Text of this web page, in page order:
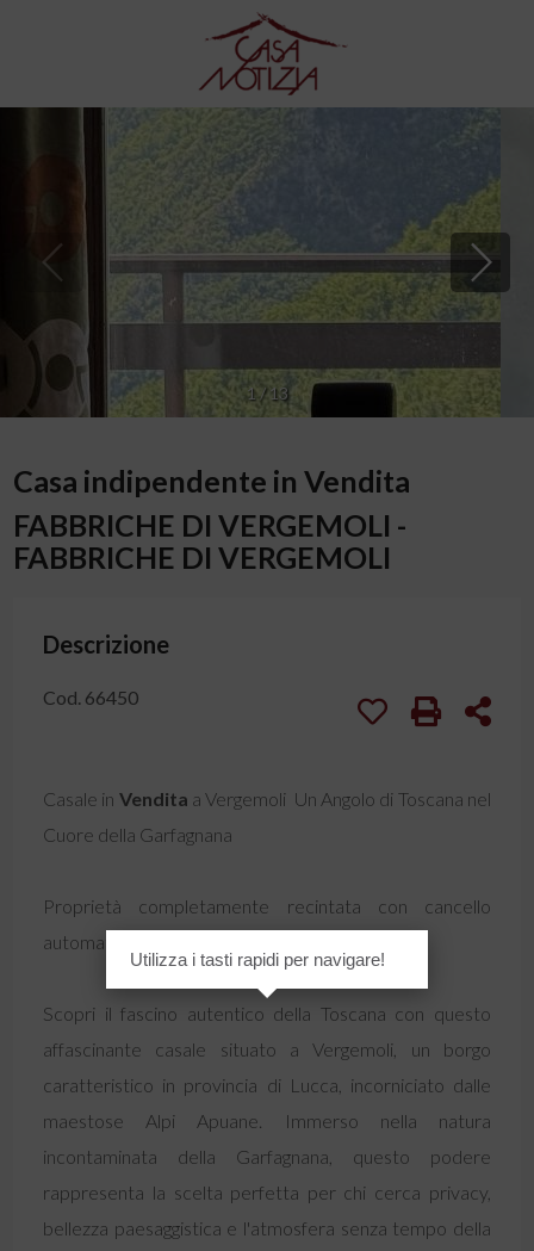
1/13
Casa indipendente in Vendita
FABBRICHE DI VERGEMOLI -
FABBRICHE DI VERGEMOLI
Descrizione
Cod. 66450
Casale in Vendita a Vergemoli  Un Angolo di Toscana nel
Cuore della Garfagnana
Proprietà completamente recintata con cancello
automatico.
Scopri il fascino autentico della Toscana con questo
affascinante casale situato a Vergemoli, un borgo
caratteristico in provincia di Lucca, incorniciato dalle
maestose Alpi Apuane. Immerso nella natura
incontaminata della Garfagnana, questo podere
rappresenta la scelta perfetta per chi cerca privacy,
bellezza paesaggistica e l'atmosfera senza tempo della
Utilizza i tasti rapidi per navigare!